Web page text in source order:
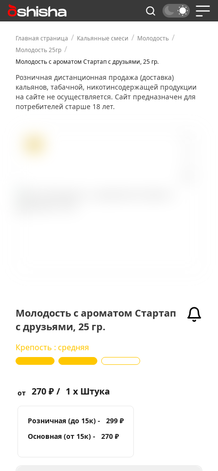
Главная страница / Кальянные смеси / Молодость /
Молодость 25гр /
Молодость с ароматом Стартап с друзьями, 25 гр.
Розничная дистанционная продажа (доставка)
кальянов, табачной, никотинсодержащей продукции
на сайте не осуществляется. Сайт предназначен для
потребителей старше 18 лет.
Молодость с ароматом Стартап
с друзьями, 25 гр.
Крепость : средняя
от 270 ₽ / 1 x Штука
Розничная (до 15к) -
299 ₽
Основная (от 15к) -
270 ₽